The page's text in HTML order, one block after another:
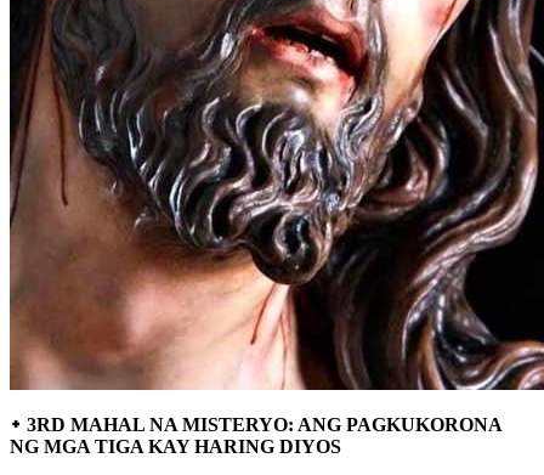
᛭ 3RD MAHAL NA MISTERYO: ANG PAGKUKORONA
NG MGA TIGA KAY HARING DIYOS